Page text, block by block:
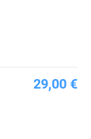
29,00 €